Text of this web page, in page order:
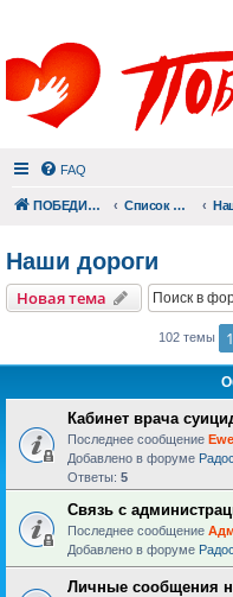
FAQ
ПОБЕДИШЬ.РУ Список форумов
Наши дороги
Новая тема
102 темы 1
Кабинет врача
Последнее сообщение Ewe
Добавлено в форуме
Ответы: 5
Связь с
Последнее сообщение
Добавлено в форуме
Личные сообщения